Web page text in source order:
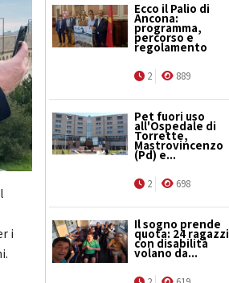
i
Ecco il Palio di
Ancona:
programma,
percorso e
regolamento
2 889
Pet fuori uso
all'Ospedale di
Torrette,
Mastrovincenzo
(Pd) e...
2 698
Il sogno prende
quota: 24 ragazzi
con disabilità
volano da...